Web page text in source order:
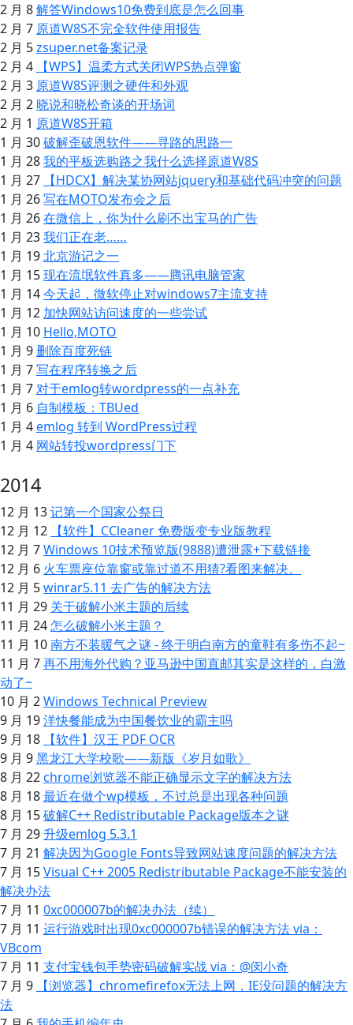
2 月 8解答Windows10免费到底是怎么回事
2 月 7 原道W8S不完全软件使用报告
2 月 5zsuper.net备案记录
2 月 4
【WPS】温柔方式关闭WPS热点弹窗
2 月 3 原道W8S评测之硬件和外观
2 月 2 晓说和晓松奇谈的开场词
2 月 1 原道W8S开箱
1 月 30破解歪破恩软件——寻路的思路一
1 月 28我的平板选购路之我什么选择原道W8S
1 月 27
【HDCX】解决某协网站jquery和基础代码冲突的问题
1 月 26写在MOTO发布会之后
1 月 26在微信上，你为什么刷不出宝马的广告
1 月 23我们正在老……
1 月 19北京游记之一
1 月 15现在流氓软件真多——腾讯电脑管家
1 月 14今天起，微软停止对windows7主流支持
1 月 12 加快网站访问速度的一些尝试
1 月 10 Hello,MOTO
1 月 9删除百度死链
1 月 7写在程序转换之后
1 月 7对于emlog转wordpress的一点补充
1 月 6 自制模板：TBUed
1 月 4emlog 转到 WordPress过程
1 月 4 网站转投wordpress门下
2014
12 月 13记第一个国家公祭日
12 月 12
【软件】CCleaner 免费版变专业版教程
12 月 7Windows 10技术预览版(9888)遭泄露+下载链接
12 月 6 火车票座位靠窗或靠过道不用猜?看图来解决。
12 月 5winrar5.11 去广告的解决方法
11 月 29 关于破解小米主题的后续
11 月 24怎么破解小米主题？
11 月 10南方不装暖气之谜 - 终于明白南方的童鞋有多伤不起~
11 月 7再不用海外代购？亚马逊中国直邮其实是这样的，白激
动了~
10 月 2Windows Technical Preview
9 月 19洋快餐能成为中国餐饮业的霸主吗
9 月 18
【软件】汉王 PDF OCR
9 月 9黑龙江大学校歌——新版《岁月如歌》
8 月 22chrome浏览器不能正确显示文字的解决方法
8 月 18最近在做个wp模板，不过总是出现各种问题
8 月 15破解C++ Redistributable Package版本之谜
7 月 29 升级emlog 5.3.1
7 月 21 解决因为Google Fonts导致网站速度问题的解决方法
7 月 15Visual C++ 2005 Redistributable Package不能安装的
解决办法
7 月 11 0xc000007b的解决办法（续）
7 月 11 运行游戏时出现0xc000007b错误的解决方法 via：
VBcom
7 月 11 支付宝钱包手势密码破解实战 via：@闵小奇
7 月 9
【浏览器】chromefirefox无法上网，IE没问题的解决方
法